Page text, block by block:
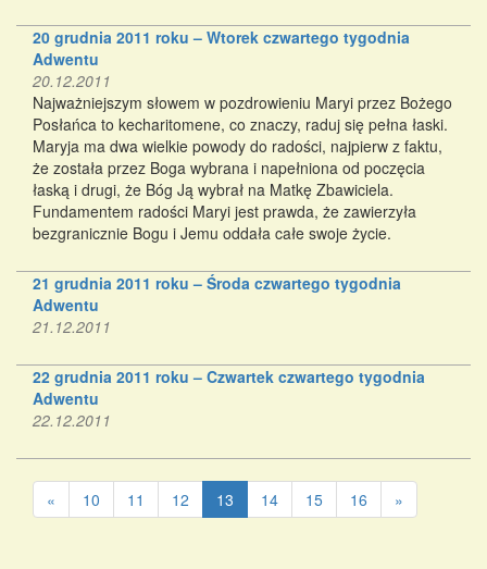
20 grudnia 2011 roku – Wtorek czwartego tygodnia
Adwentu
20.12.2011
Najważniejszym słowem w pozdrowieniu Maryi przez Bożego
Posłańca to kecharitomene, co znaczy, raduj się pełna łaski.
Maryja ma dwa wielkie powody do radości, najpierw z faktu,
że została przez Boga wybrana i napełniona od poczęcia
łaską i drugi, że Bóg Ją wybrał na Matkę Zbawiciela.
Fundamentem radości Maryi jest prawda, że zawierzyła
bezgranicznie Bogu i Jemu oddała całe swoje życie.
21 grudnia 2011 roku – Środa czwartego tygodnia
Adwentu
21.12.2011
22 grudnia 2011 roku – Czwartek czwartego tygodnia
Adwentu
22.12.2011
« 10 11 12 13 14 15 16 »